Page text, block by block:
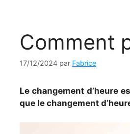
Comment
17/12/2024 par Fabrice
Le changement d’heure
que le changement